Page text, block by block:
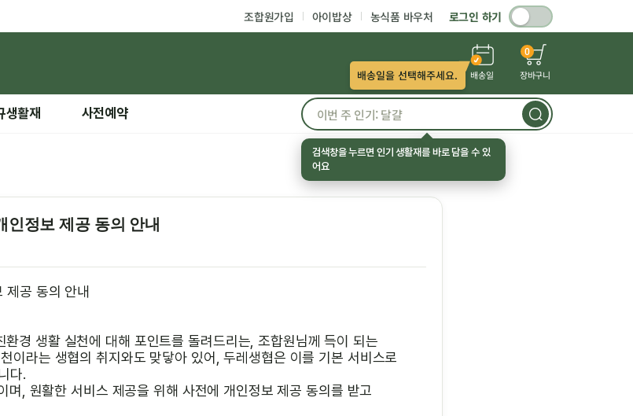
조합원가입 아이밥상 농식품 바우처 로그인 하기
배송일
배송일을 선택해주세요.
0
장바구니
생활재 사전예약
정보 제공 동의 안내
제공 동의 안내
경 생활 실천에 대해 포인트를 돌려드리는, 조합원님께 득이 되는
이라는 생협의 취지와도 맞닿아 있어, 두레생협은 이를 기본 서비스로
다.
, 원활한 서비스 제공을 위해 사전에 개인정보 제공 동의를 받고
검색창을 누르면 인기 생활재를 바로 담을 수 있
어요